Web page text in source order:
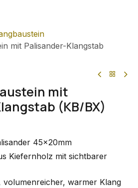
mit Palisander-Klangstab
mit
(KB/BX)
45x20mm
Kiefernholz mit sichtbarer
volumenreicher, warmer Klang